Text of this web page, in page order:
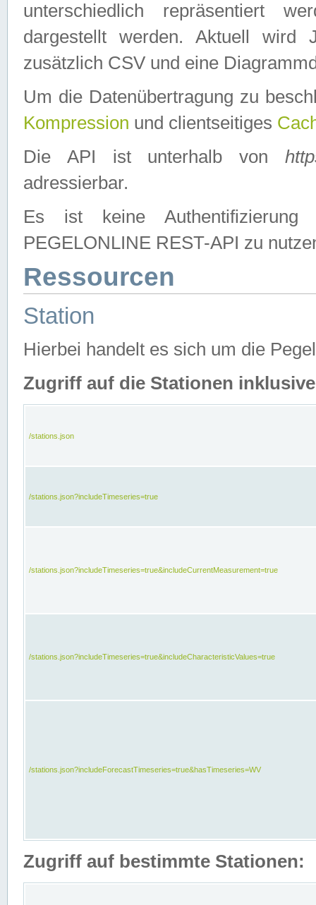
unterschiedlich repräsentiert
dargestellt werden. Aktuell wird
zusätzlich CSV und eine
Um die Datenübertragung zu
Kompression und clientseitiges
Die API ist unterhalb von
adressierbar.
Es ist keine
PEGELONLINE REST-API zu
Ressourcen
Station
Hierbei handelt es sich um die
Zugriff auf die Stationen
/stations.json
/stations.json?includeTimeseries=true
/stations.json?includeTimeseries=true&includeCurrentMeasurement=true
/stations.json?includeTimeseries=true&includeCharacteristicValues=true
/stations.json?includeForecastTimeseries=true&hasTimeseries=WV
Zugriff auf bestimmte Stationen: